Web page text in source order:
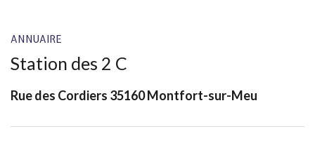
ANNUAIRE
Station des 2 C
Rue des Cordiers 35160 Montfort-sur-Meu